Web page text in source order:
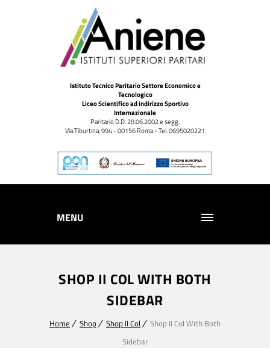
Istituto Tecnico Paritario Settore Economico e
Tecnologico
Liceo Scientifico ad indirizzo Sportivo
Internazionale
Paritario D.D. 28.06.2002 e segg.
Via Tiburtina, 994 - 00156 Roma - Tel. 0695020221
MENU
SHOP II COL WITH BOTH
SIDEBAR
Home Shop Shop II Col
Shop II Col With Both
Sidebar